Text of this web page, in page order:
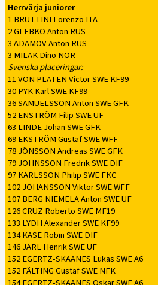
Herrvärja juniorer
1 BRUTTINI Lorenzo ITA
2 GLEBKO Anton RUS
3 ADAMOV Anton RUS
3 MILAK Dino NOR
Svenska placeringar:
11 VON PLATEN Victor SWE KF99
30 PYK Karl SWE KF99
36 SAMUELSSON Anton SWE GFK
52 ENSTRÖM Filip SWE UF
63 LINDE Johan SWE GFK
69 EKSTRÖM Gustaf SWE WFF
78 JÖNSSON Andreas SWE GFK
79 JOHNSSON Fredrik SWE DIF
97 KARLSSON Philip SWE FKC
102 JOHANSSON Viktor SWE WFF
107 BERG NIEMELA Anton SWE UF
126 CRUZ Roberto SWE MF19
133 LYDH Alexander SWE KF99
134 KASE Robin SWE DIF
146 JARL Henrik SWE UF
152 EGERTZ-SKAANES Lukas SWE A6
152 FÄLTING Gustaf SWE NFK